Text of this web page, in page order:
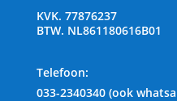
KVK. 77876237
BTW. NL861180616B01
Telefoon:
033-2340340 (ook